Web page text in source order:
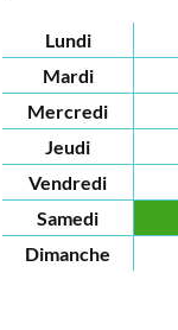
Lundi
Mardi
Mercredi
Jeudi
Vendredi
Samedi
Dimanche